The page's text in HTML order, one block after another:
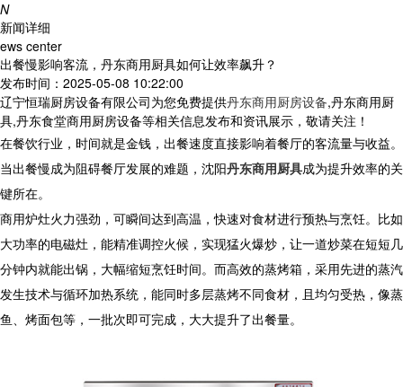
N
新闻详细
ews center
出餐慢影响客流，丹东商用厨具如何让效率飙升？
发布时间：2025-05-08 10:22:00
辽宁恒瑞厨房设备有限公司为您免费提供丹东商用厨房设备,丹东商用厨
具,丹东食堂商用厨房设备等相关信息发布和资讯展示，敬请关注！
在餐饮行业，时间就是金钱，出餐速度直接影响着餐厅的客流量与收益。
当出餐慢成为阻碍餐厅发展的难题， 沈阳丹东商用厨具成为提升效率的关
键所在。​
商用炉灶火力强劲，可瞬间达到高温，快速对食材进行预热与烹饪。比如
大功率的电磁灶，能精准调控火候，实现猛火爆炒，让一道炒菜在短短几
分钟内就能出锅，大幅缩短烹饪时间。而高效的蒸烤箱，采用先进的蒸汽
发生技术与循环加热系统，能同时多层蒸烤不同食材，且均匀受热，像蒸
鱼、烤面包等，一批次即可完成，大大提升了出餐量。